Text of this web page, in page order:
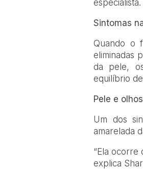
especialista.
Sintomas
Quando o
eliminadas
da pele,
equilíbrio
Pele e
Um dos
amarelada
“Ela ocorre
explica